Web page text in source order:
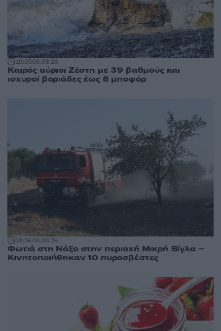
19:0308.08.26
Καιρός αύριο: Ζέστη με 39 βαθμούς και
ισχυροί βοριάδες έως 8 μποφόρ
18:5608.08.26
Φωτιά στη Νάξο στην περιοχή Μικρή Βίγλα –
Κινητοποιήθηκαν 10 πυροσβέστες